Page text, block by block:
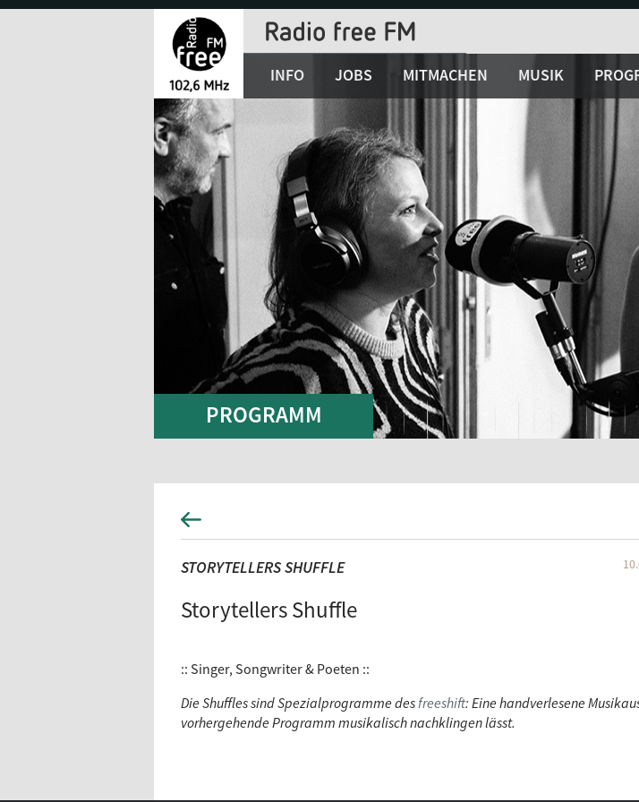
Jump
INFO JOBS MITMACHEN MUSIK
PROGRAMM
STORYTELLERS SHUFFLE
Storytellers Shuffle
:: Singer, Songwriter & Poeten ::
Die Shuffles sind Spezialprogramme desfreeshift: Eine handverlesene
vorhergehende Programm musikalisch nachklingen lässt.